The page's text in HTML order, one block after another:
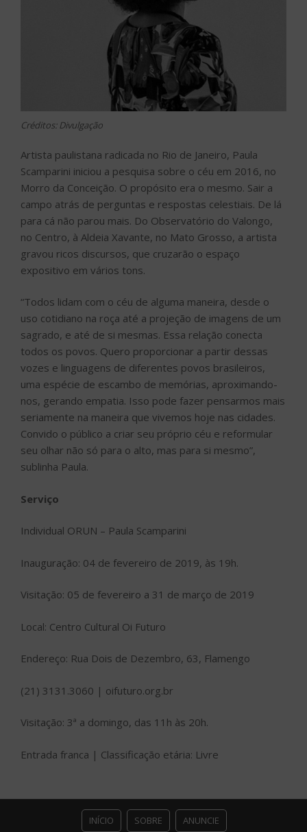
Créditos: Divulgação
Artista paulistana radicada no Rio de Janeiro, Paula
Scamparini iniciou a pesquisa sobre o céu em 2016, no
Morro da Conceição. O propósito era o mesmo. Sair a
campo atrás de perguntas e respostas celestiais. De lá
para cá não parou mais. Do Observatório do Valongo,
no Centro, à Aldeia Xavante, no Mato Grosso, a artista
gravou ricos discursos, que cruzarão o espaço
expositivo em vários tons.
“Todos lidam com o céu de alguma maneira, desde o
uso cotidiano na roça até a projeção de imagens de um
sagrado, e até de si mesmas. Essa relação conecta
todos os povos. Quero proporcionar a partir dessas
vozes e linguagens de diferentes povos brasileiros,
uma espécie de escambo de memórias, aproximando-
nos, gerando empatia. Isso pode fazer pensarmos mais
seriamente na maneira que vivemos hoje nas cidades.
Convido o público a criar seu próprio céu e reformular
seu olhar não só para o alto, mas para si mesmo”,
sublinha Paula.
Serviço
Individual ORUN – Paula Scamparini
Inauguração: 04 de fevereiro de 2019, às 19h.
Visitação: 05 de fevereiro a 31 de março de 2019
Local: Centro Cultural Oi Futuro
Endereço: Rua Dois de Dezembro, 63, Flamengo
(21) 3131.3060 | oifuturo.org.br
Visitação: 3ª a domingo, das 11h às 20h.
Entrada franca | Classificação etária: Livre
INÍCIO SOBRE ANUNCIE